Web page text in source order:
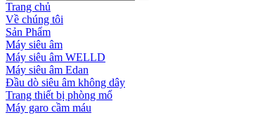
Trang chủ
Về chúng tôi
Sản Phẩm
Máy siêu âm
Máy siêu âm WELLD
Máy siêu âm Edan
Đầu dò siêu âm không dây
Trang thiết bị phòng mổ
Máy garo cầm máu